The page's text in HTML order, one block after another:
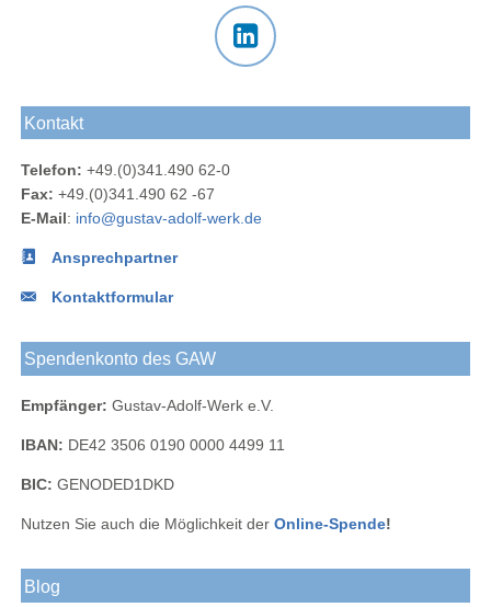
Blog
bei
Das
Gustav-
Adolf-
bei
Werk
Adolf-
Kontakt
Telefon: +49.(0)341.490 62-0
Fax: +49.(0)341.490 62 -67
E-Mail: info@gustav-adolf-werk.de
Ansprechpartner
Kontaktformular
Spendenkonto des GAW
Empfänger: Gustav-Adolf-Werk e.V.
IBAN: DE42 3506 0190 0000 4499 11
BIC: GENODED1DKD
Nutzen Sie auch die Möglichkeit der Online-Spende!
Blog